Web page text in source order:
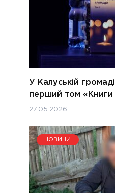
У Калуській
перший том «Книги
27.05.2026
НОВИНИ